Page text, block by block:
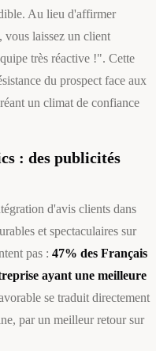
Au lieu d'affirmer
laissez un client
très réactive !". Cette
du prospect face aux
un climat de confiance
: des publicités
d'avis clients dans
et spectaculaires sur
pas : 47% des Français
ayant une meilleure
se traduit directement
par un meilleur retour sur